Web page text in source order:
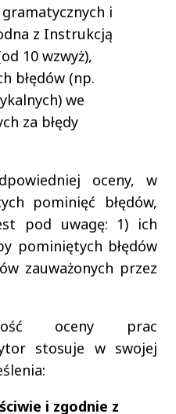
gramatycznych i
z Instrukcją
10 wzwyż),
błędów (np.
we
za błędy
oceny, w
pominięć błędów,
pod uwagę: 1) ich
pominiętych błędów
zauważonych przez
oceny prac
stosuje w swojej
i zgodnie z